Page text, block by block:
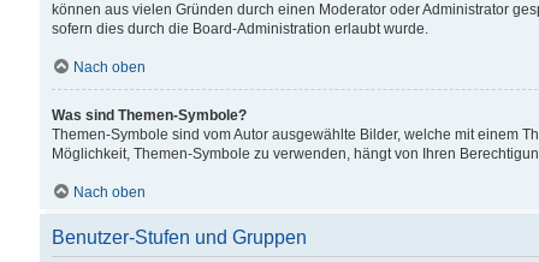
können aus vielen Gründen durch einen Moderator oder Administrator
sofern dies durch die Board-Administration erlaubt wurde.
Nach oben
Was sind Themen-Symbole?
Themen-Symbole sind vom Autor ausgewählte Bilder, welche mit einem
Möglichkeit, Themen-Symbole zu verwenden, hängt von Ihren
Nach oben
Benutzer-Stufen und Gruppen